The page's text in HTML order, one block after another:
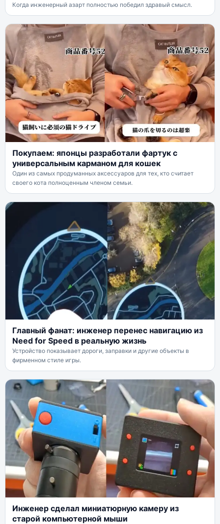
Когда инженерный азарт полностью победил здравый смысл.
Покупаем: японцы разработали фартук с
универсальным карманом для кошек
Один из самых продуманных аксессуаров для тех, кто считает
своего кота полноценным членом семьи.
Главный фанат: инженер перенес навигацию из
Need for Speed в реальную жизнь
Устройство показывает дороги, заправки и другие объекты в
фирменном стиле игры.
Инженер сделал миниатюрную камеру из
старой компьютерной мыши